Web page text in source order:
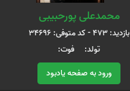
محمدعلی پورحبیبی
بازدید: 473 - کد متوفی: 34696
تولد: فوت:
ورود به صفحه یادبود